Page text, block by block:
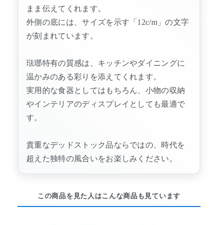
まま伝えてくれます。
外側の底には、サイズを示す「12c/m」の文字
が刻まれています。
琺瑯特有の質感は、キッチンやダイニングに
温かみのある彩りを添えてくれます。
実用的な食器としてはもちろん、小物の収納
やインテリアのディスプレイとしても最適で
す。
貴重なデッドストック品ならではの、時代を
超えた独特の風合いをお楽しみください。
この商品を見た人はこんな商品も見ています